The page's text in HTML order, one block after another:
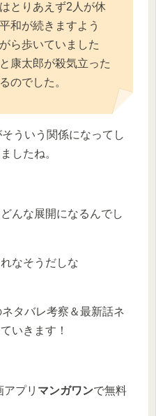
とりあえず2人が休
和が続きますよう
ら歩いていました
康太郎が殺気立った
のでした。
ういう関係になってし
したね。
んな展開になるんでし
なそうだしな
タバレ考察＆最新話ネ
いきます！
プリ マンガワンで無料